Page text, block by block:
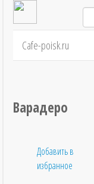
Cafe-poisk.ru
Варадеро
Добавить в
избранное